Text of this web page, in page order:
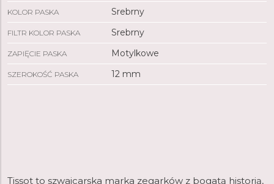
KOLOR PASKA Srebrny
FILTR KOLOR PASKA Srebrny
ZAPIĘCIE PASKA Motylkowe
SZEROKOŚĆ PASKA 12 mm
Tissot to szwajcarska marka zegarków z bogatą historią,